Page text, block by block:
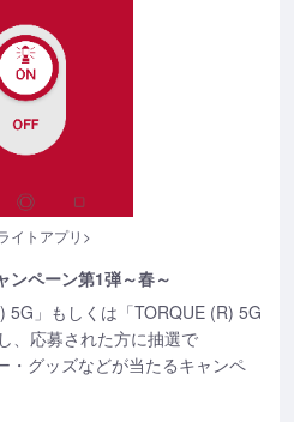
イトアプリ>
ンペーン第1弾～春～
5G」もしくは「TORQUE (R) 5G
、応募された方に抽選で
・グッズなどが当たるキャンペ